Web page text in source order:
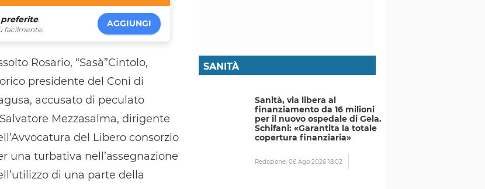
.
facilmente.
AGGIUNGI
Rosario, “Sasà”Cintolo,
presidente del Coni di
accusato di peculato
Mezzasalma, dirigente
del Libero consorzio
una turbativa nell’assegnazione
di una parte della
SANITÀ
Sanità, via libera al
finanziamento da 16 milioni
per il nuovo ospedale di Gela.
Schifani: «Garantita la totale
copertura finanziaria»
Redazione, 06 Ago 2026 18:02